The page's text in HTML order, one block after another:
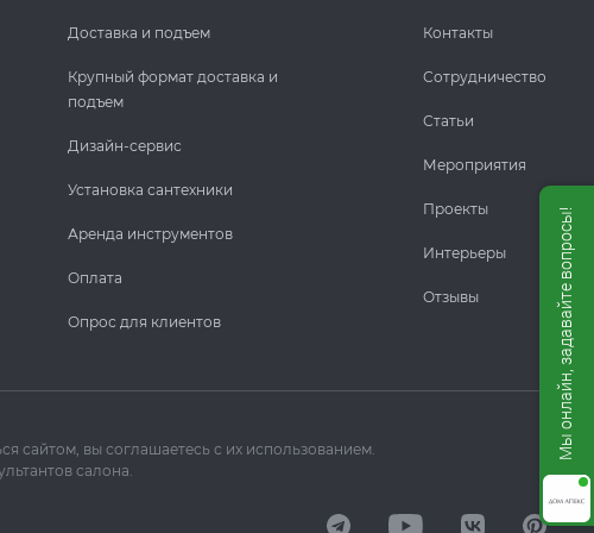
Доставка и подъем
Крупный формат доставка и
подъем
Дизайн-сервис
Установка сантехники
Аренда инструментов
Оплата
Опрос для клиентов
Контакты
Сотрудничество
Статьи
Мероприятия
Проекты
Интерьеры
Отзывы
сайтом, вы соглашаетесь с их использованием.
салона.
Мы онлайн, задавайте вопросы!